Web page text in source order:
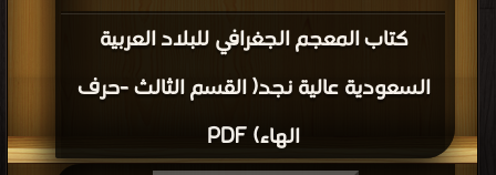
كتاب المعجم الجغرافي للبلاد العربية
السعودية عالية نجد( القسم الثالث -حرف
الهاء) PDF